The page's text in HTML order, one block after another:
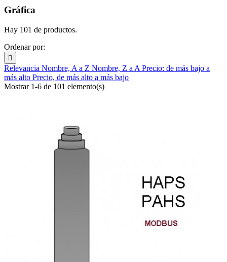
Gráfica
Hay 101 de productos.
Ordenar por:

Relevancia Nombre, A a Z Nombre, Z a A Precio: de más bajo a
más alto Precio, de más alto a más bajo
Mostrar 1-6 de 101 elemento(s)